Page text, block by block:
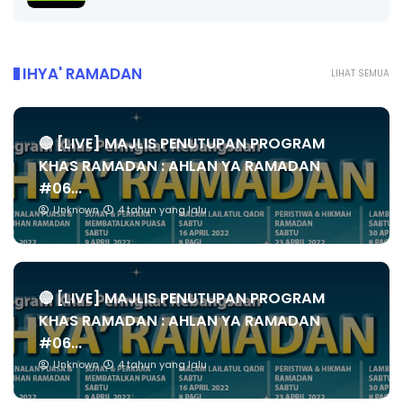
LIHAT SEMUA
IHYA' RAMADAN
🔴 [LIVE] MAJLIS PENUTUPAN PROGRAM
KHAS RAMADAN : AHLAN YA RAMADAN
#06...
Unknown 4 tahun yang lalu
🔴 [LIVE] MAJLIS PENUTUPAN PROGRAM
KHAS RAMADAN : AHLAN YA RAMADAN
#06...
Unknown 4 tahun yang lalu